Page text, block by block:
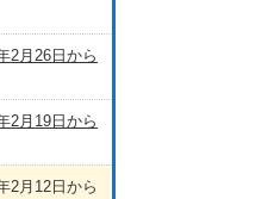
2月26日から
2月19日から
2月12日から